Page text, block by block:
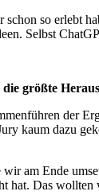
so erlebt
Selbst
größte
der
kaum dazu
am Ende
Das